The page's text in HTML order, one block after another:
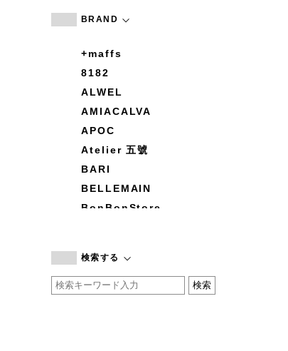
BRAND
+maffs
8182
ALWEL
AMIACALVA
APOC
Atelier 五號
BARI
BELLEMAIN
BonBonStore
by basics
CATWORTH
検索する